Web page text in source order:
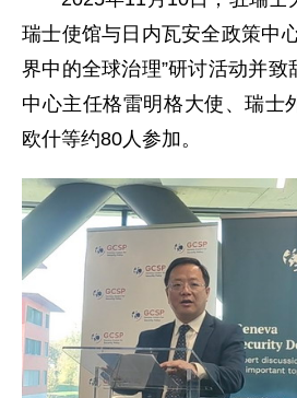
瑞士使馆与日内瓦安全政策中
界中的全球治理”研讨活动并
中心主任格雷明格大使、瑞士
欧什等约80人参加。